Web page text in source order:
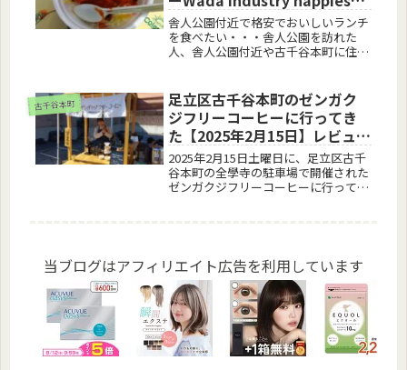
ダインダストリーハピーズで
おいしい昼食を食べたレビュ
ーとメニュー
舎人公園付近で格安でおいしいランチ
を食べたい・・・舎人公園を訪れた
人、舎人公園付近や古千谷本町に住ん
ンカーで営業しているWada industry
happiesワダインダス...
古千谷本町
足立区古千谷本町のゼンガク
ジフリーコーヒーに行ってき
た【2025年2月15日】レビュー
と感想
2025年2月15日土曜日に、足立区古千
谷本町の全學寺の駐車場で開催された
ゼンガクジフリーコーヒーに行ってき
当ブログはアフィリエイト広告を利用しています